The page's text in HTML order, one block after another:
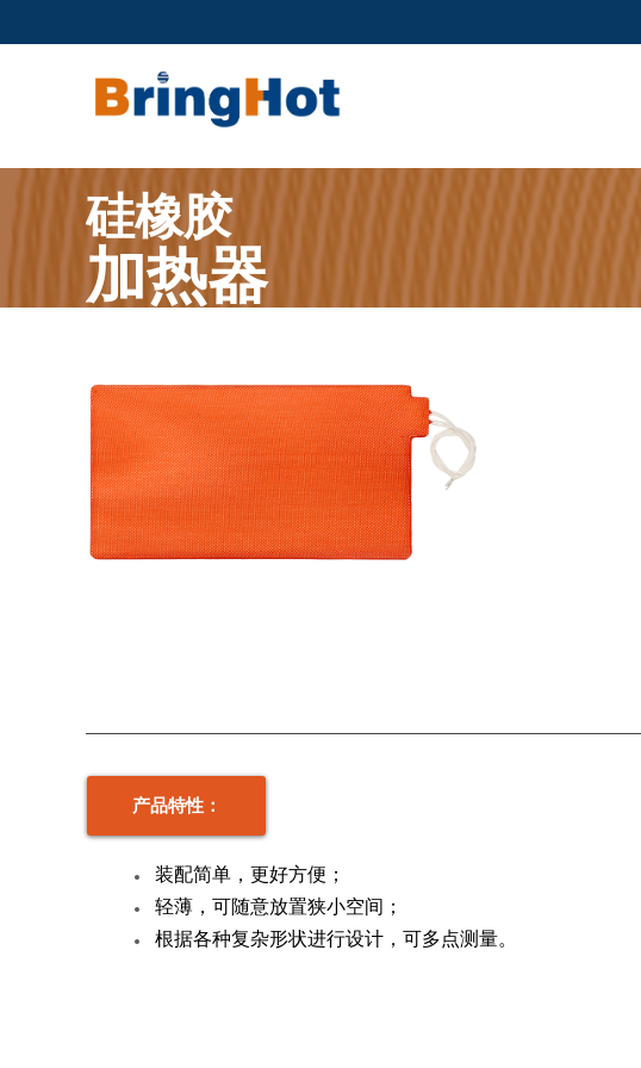
硅橡胶
加热器
产品特性：
装配简单，更好方便；
轻薄，可随意放置狭小空间 ；
根据各种复杂形状进行设计，可多点测量。